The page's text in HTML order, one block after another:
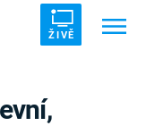
ŽIVĚ